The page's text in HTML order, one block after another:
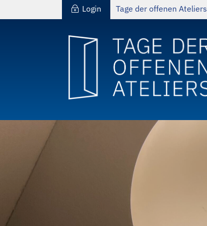
Login Tage der offenen Ateliers